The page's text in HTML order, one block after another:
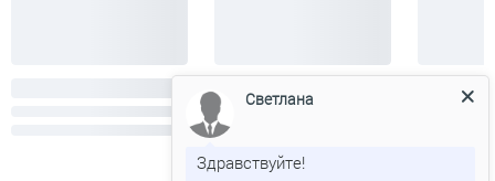
Светлана
Здравствуйте!